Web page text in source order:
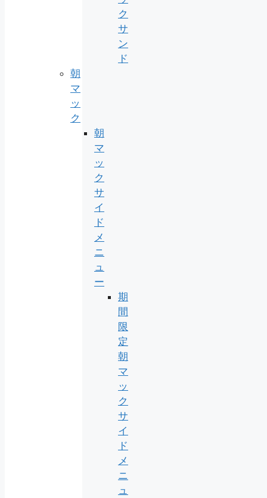
ク
サ
ン
ド
朝
マ
ッ
ク
朝
マ
ッ
ク
サ
イ
ド
メ
ニ
ュ
ー
期
間
限
定
朝
マ
ッ
ク
サ
イ
ド
メ
ニ
ュ